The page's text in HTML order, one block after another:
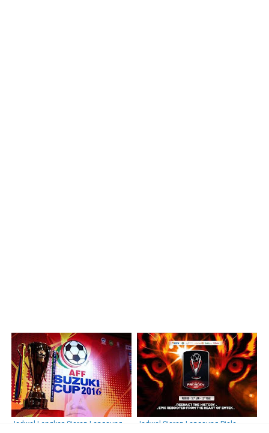
Jadwal Lengkap Siaran Langsung
Jadwal Siaran Langsung Piala